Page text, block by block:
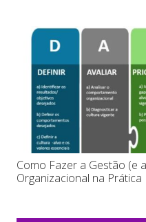
Como Fazer a Gestão (e
Organizacional na Prática